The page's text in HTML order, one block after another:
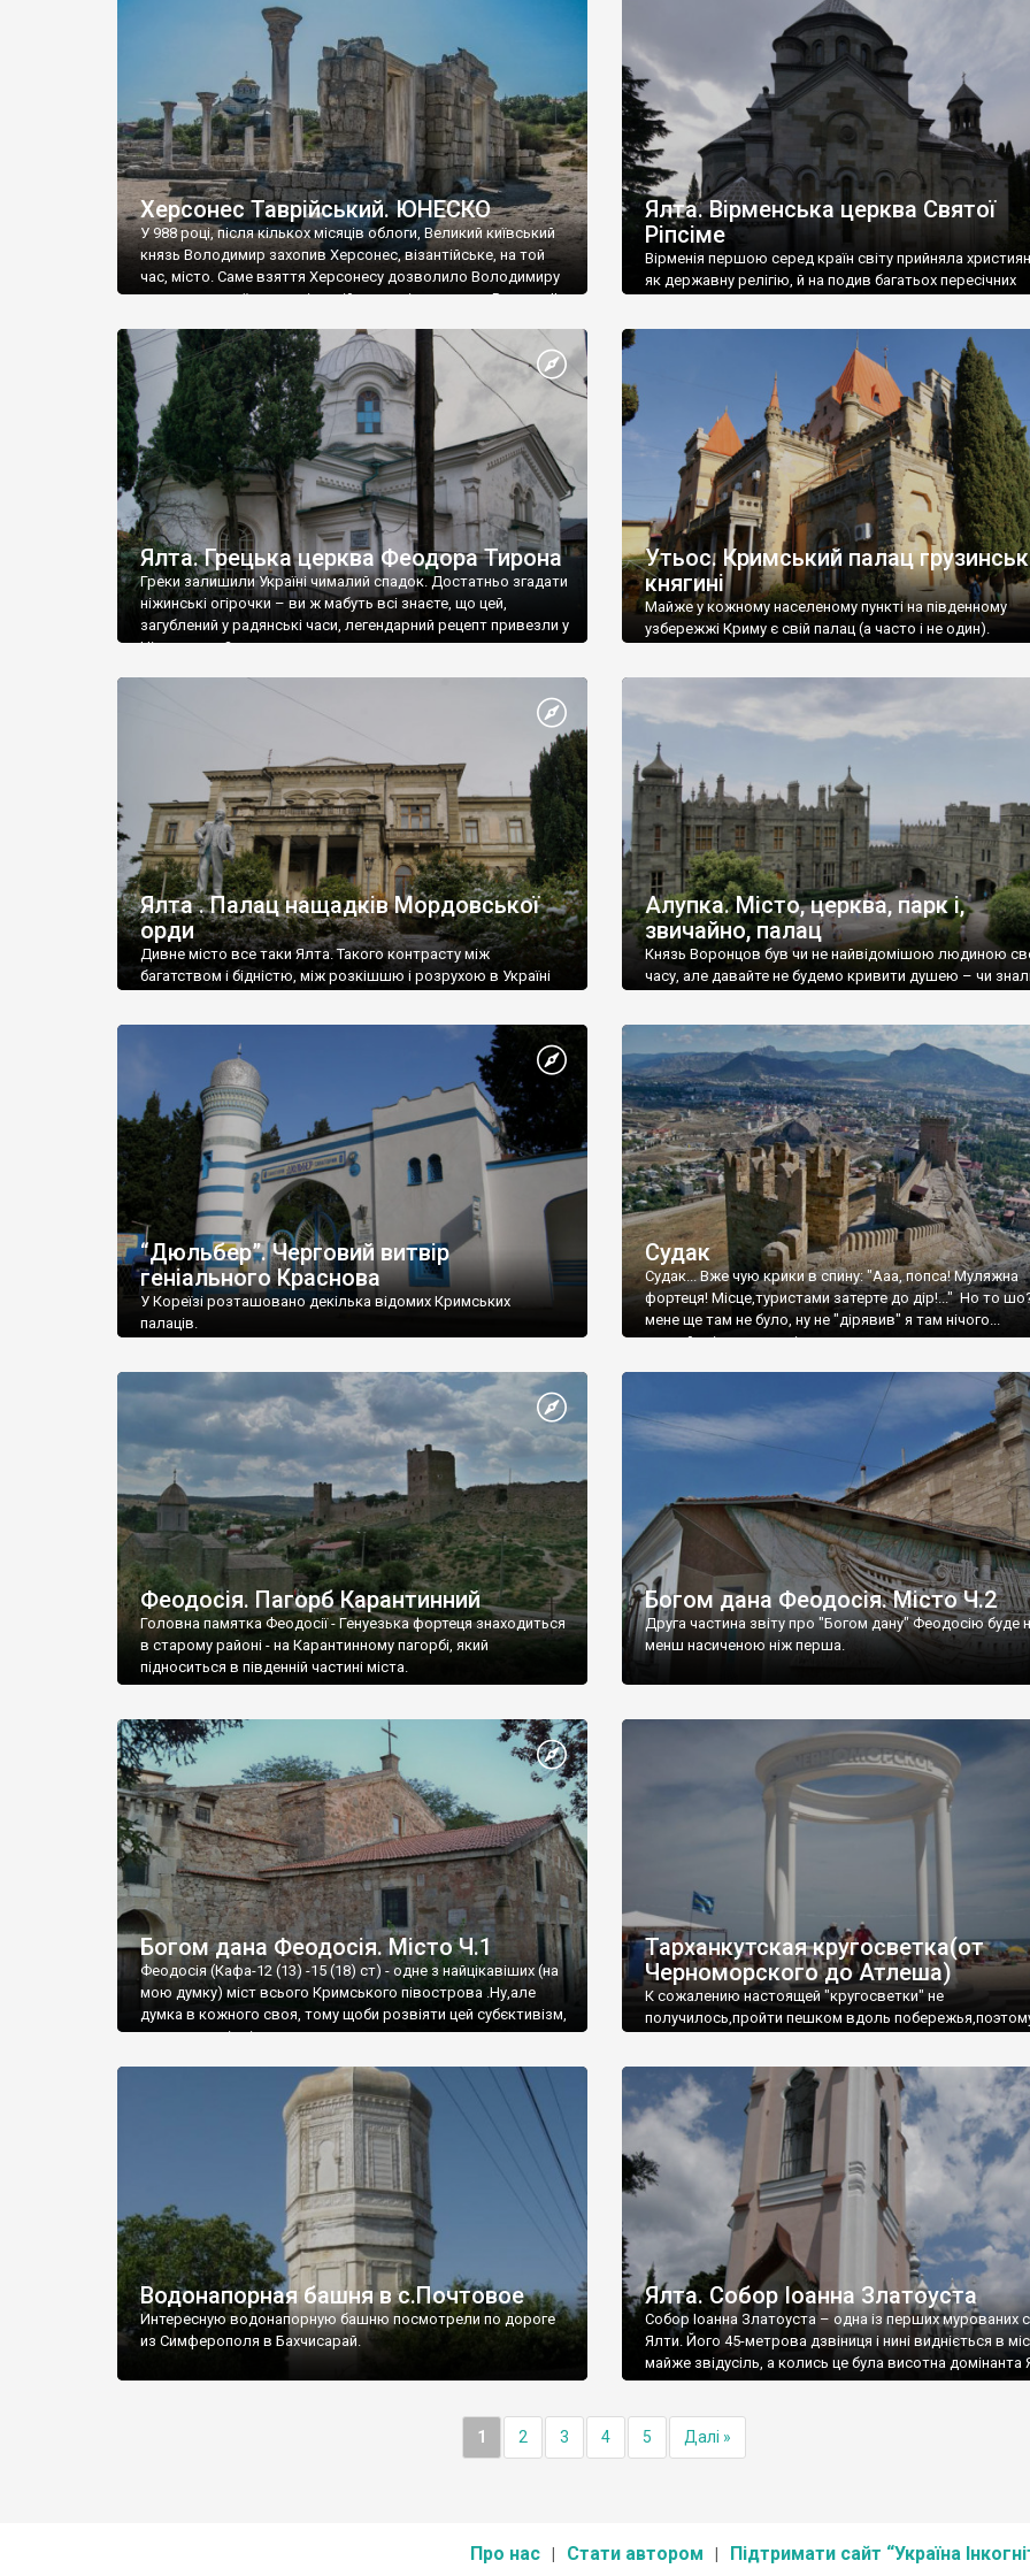
візантійської доби. Раритети викрадені з фондів об’єкту
культурної спадщини ЮНЕСКО «Херсонеса Таврійського».
Офіційно – на виставку «Золото Візантії», але експерти та
влада в Україні вважають це лише […]
називаються «повстяками» (postaki)…” “Вино. Крим
виробляє відмінне вино і його вдосталь: воно все
легке біле і дуже […]
Херсонес Таврійський. ЮНЕСКО
У 988 році, після кількох місяців облоги, Великий київський
князь Володимир захопив Херсонес, візантійське, на той
час, місто. Саме взяття Херсонесу дозволило Володимиру
диктувати свої умови візантійському імператору Василю ІІ,
Херсонесі Володимир-язичник, став Василем-
християнином. А потім було Хрещення Русі. На честь
Херсонесу Таврійського названо місто […]
Ялта. Вірменська церква Святої
Ріпсіме
Вірменія першою серед країн світу прийняла
як державну релігію, й на подив багатьох пересічних
Ялта. Грецька церква Феодора Тирона
Греки залишили Україні чималий спадок. Достатньо згадати
ніжинські огірочки – ви ж мабуть всі знаєте, що цей,
загублений у радянські часи, легендарний рецепт привезли у
Ніжин греки?
Утьос. Кримський палац
княгині
Майже у кожному населеному пункті на південному
узбережжі Криму є свій палац (а часто і не один).
Ялта . Палац нащадків Мордовської
орди
Дивне місто все таки Ялта. Такого контрасту між
багатством і бідністю, між розкішшю і розрухою в Україні
Алупка. Місто, церква, парк і,
звичайно, палац
Князь Воронцов був чи не найвідомішою людиною
часу, але давайте не будемо кривити душею – чи
“Дюльбер”. Черговий витвір
геніального Краснова
У Кореїзі розташовано декілька відомих Кримських
палаців.
Судак
Судак... Вже чую крики в спину: "Ааа, попса! Муляжна
фортеця! Місце,туристами затерте до дір!..." Но то
мене ще там не було, ну не "дірявив" я там нічого...
принаймні до цього літа.
Феодосія. Пагорб Карантинний
Головна памятка Феодосії - Генуезька фортеця знаходиться
в старому районі - на Карантинному пагорбі, який
підноситься в південній частині міста.
Богом дана Феодосія. Місто Ч.2
Друга частина звіту про "Богом дану" Феодосію буде
менш насиченою ніж перша.
Богом дана Феодосія. Місто Ч.1
Феодосія (Кафа-12 (13) -15 (18) ст) - одне з найцікавіших (на
мою думку) міст всього Кримського півострова .Ну,але
думка в кожного своя, тому щоби розвіяти цей субєктивізм,
запрошую відвідати це
Тарханкутская кругосветка(от
Черноморского до Атлеша)
К сожалению настоящей "кругосветки" не
получилось,пройти пешком вдоль
Водонапорная башня в с.Почтовое
Интересную водонапорную башню посмотрели по дороге
из Симферополя в Бахчисарай.
Ялта. Собор Іоанна Златоуста
Собор Іоанна Златоуста – одна із перших мурованих
Ялти. Його 45-метрова дзвіниця і нині видніється в
майже звідусіль, а колись це була висотна домінанта
1 2 3 4 5 Далі »
Про нас Стати автором Підтримати сайт “Україна